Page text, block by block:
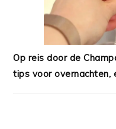
Op reis door de
tips voor overnachten,